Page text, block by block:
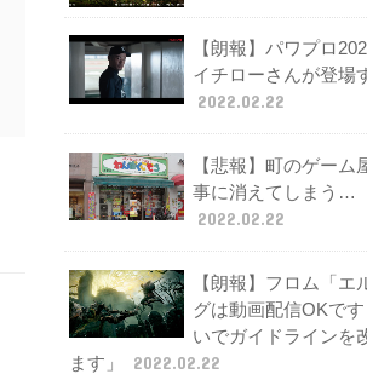
【朗報】パワプロ
イチローさんが登場
2022.02.22
【悲報】町のゲーム
事に消えてしまう…
2022.02.22
【朗報】フロム「エ
グは動画配信OKで
いでガイドラインを
ます」
2022.02.22